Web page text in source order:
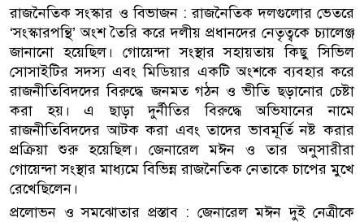
রাজনৈতিক সংস্কার ও বিভাজন : রাজনৈতিক দলগুলোর ভেতরে
‘সংস্কারপন্থি’ অংশ তৈরি করে দলীয় প্রধানদের নেতৃত্বকে চ্যালেঞ্জ
জানানো হয়েছিল। গোয়েন্দা সংস্থার সহায়তায় কিছু সিভিল
সোসাইটির সদস্য এবং মিডিয়ার একটি অংশকে ব্যবহার করে
রাজনীতিবিদদের বিরুদ্ধে জনমত গঠন ও ভীতি ছড়ানোর চেষ্টা
করা হয়। এ ছাড়া দুর্নীতির বিরুদ্ধে অভিযানের নামে
রাজনীতিবিদদের আটক করা এবং তাদের ভাবমূর্তি নষ্ট করার
প্রক্রিয়া শুরু হয়েছিল। জেনারেল মঈন ও তার অনুসারীরা
গোয়েন্দা সংস্থার মাধ্যমে বিভিন্ন রাজনৈতিক নেতাকে চাপের মুখে
রেখেছিলেন।
প্রলোভন ও সমঝোতার প্রস্তাব : জেনারেল মঈন দুই নেত্রীকে